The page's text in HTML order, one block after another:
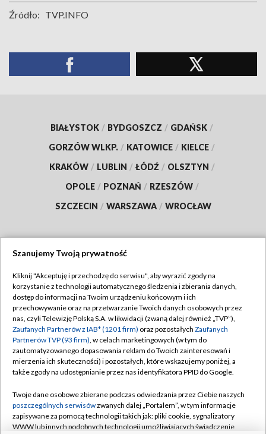
Źródło: TVP.INFO
BIAŁYSTOK / BYDGOSZCZ / GDAŃSK /
GORZÓW WLKP. / KATOWICE / KIELCE /
KRAKÓW / LUBLIN / ŁÓDŹ / OLSZTYN /
OPOLE / POZNAŃ / RZESZÓW /
SZCZECIN / WARSZAWA / WROCŁAW
TVP
Abonament TVP
Emisja w TVP
Centrum informacji TVP
Naziemna Telewizja Cyfrowa
Rada Programowa
System NOS
Regulamin TVP
Polityka prywatności
Moje zgody
Pomoc
Kontakt
Szanujemy Twoją prywatność
Kliknij "Akceptuję i przechodzę do serwisu", aby wyrazić zgody na
korzystanie z technologii automatycznego śledzenia i zbierania danych,
dostęp do informacji na Twoim urządzeniu końcowym i ich
przechowywanie oraz na przetwarzanie Twoich danych osobowych przez
nas, czyli Telewizję Polską S.A. w likwidacji (zwaną dalej również „TVP”),
Zaufanych Partnerów z IAB* (1201 firm) oraz pozostałych Zaufanych
Partnerów TVP (93 firm), w celach marketingowych (w tym do
zautomatyzowanego dopasowania reklam do Twoich zainteresowań i
mierzenia ich skuteczności) i pozostałych, które wskazujemy poniżej, a
także zgody na udostępnianie przez nas identyfikatora PPID do Google.
Twoje dane osobowe zbierane podczas odwiedzania przez Ciebie naszych
poszczególnych serwisówzwanych dalej „Portalem”, w tym informacje
zapisywane za pomocą technologii takich jak: pliki cookie, sygnalizatory
WWW lub innych podobnych technologii umożliwiających świadczenie